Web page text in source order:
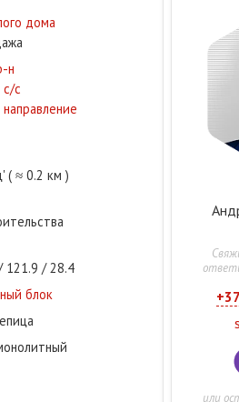
дома
н
с
( ≈ 0.2 км )
121.9
28.4
блок
или